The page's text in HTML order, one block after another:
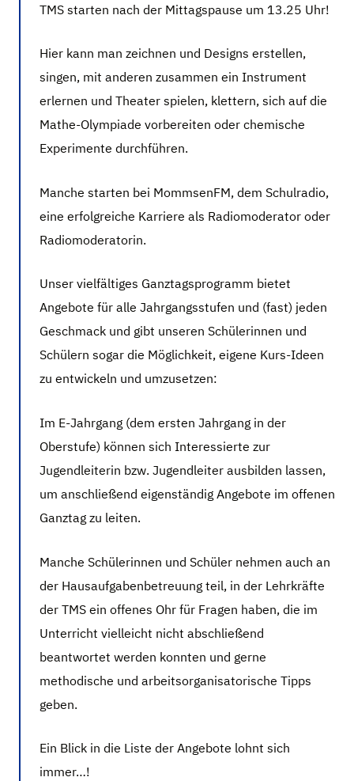
TMS starten nach der Mittagspause um 13.25 Uhr!
Hier kann man zeichnen und Designs erstellen,
singen, mit anderen zusammen ein Instrument
erlernen und Theater spielen, klettern, sich auf die
Mathe-Olympiade vorbereiten oder chemische
Experimente durchführen.
Manche starten bei MommsenFM, dem Schulradio,
eine erfolgreiche Karriere als Radiomoderator oder
Radiomoderatorin.
Unser vielfältiges Ganztagsprogramm bietet
Angebote für alle Jahrgangsstufen und (fast) jeden
Geschmack und gibt unseren Schülerinnen und
Schülern sogar die Möglichkeit, eigene Kurs-Ideen
zu entwickeln und umzusetzen:
Im E-Jahrgang (dem ersten Jahrgang in der
Oberstufe) können sich Interessierte zur
Jugendleiterin bzw. Jugendleiter ausbilden lassen,
um anschließend eigenständig Angebote im offenen
Ganztag zu leiten.
Manche Schülerinnen und Schüler nehmen auch an
der Hausaufgabenbetreuung teil, in der Lehrkräfte
der TMS ein offenes Ohr für Fragen haben, die im
Unterricht vielleicht nicht abschließend
beantwortet werden konnten und gerne
methodische und arbeitsorganisatorische Tipps
geben.
Ein Blick in die Liste der Angebote lohnt sich
immer…!